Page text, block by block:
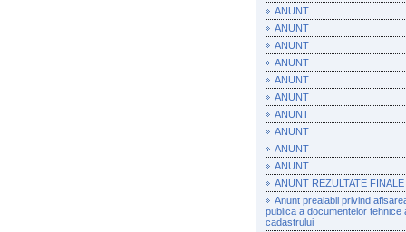
ANUNT
ANUNT
ANUNT
ANUNT
ANUNT
ANUNT
ANUNT
ANUNT
ANUNT
ANUNT
ANUNT REZULTATE FINALE
Anunt prealabil privind
publica a documentelor tehnice
cadastrului